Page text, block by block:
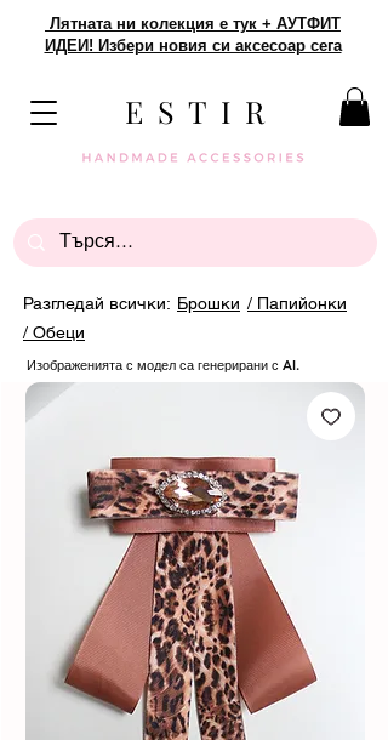
Лятната ни колекция е тук + АУТФИТ
ИДЕИ! Избери новия си аксесоар сега
E S T I R
Разгледай всички: Брошки / Папийонки
/ Обеци
Изображенията с модел са генерирани с AI.